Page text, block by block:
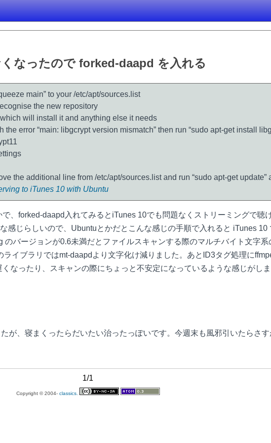
なったので forked-daapd を入れる
main” to your /etc/apt/sources.list
the new repository
will install it and anything else it needs
the error “main: libgcrypt version mismatch” then run “sudo apt-get install
the additional line from /etc/apt/sources.list and run “sudo apt-get update”
to iTunes 10 with Ubuntu
、forked-daapd入れてみるとiTunes 10でも問題なくストリーミングで聴
感じらしいので、Ubuntuとかだとこんな感じの手順で入れると iTunes 10
のバージョンが0.6未満だとファイルスキャンする際のマルチバイト文字
イブラリではmt-daapdより文字化け減りました。あとID3タグ処理に
なったり、スキャンの際にちょっと不安定になっているような感じがしま
が、寝まくったらだいたい治ったっぽいです。今週末も風邪引いたらさす
1/1
Copyright © 2004- classics.